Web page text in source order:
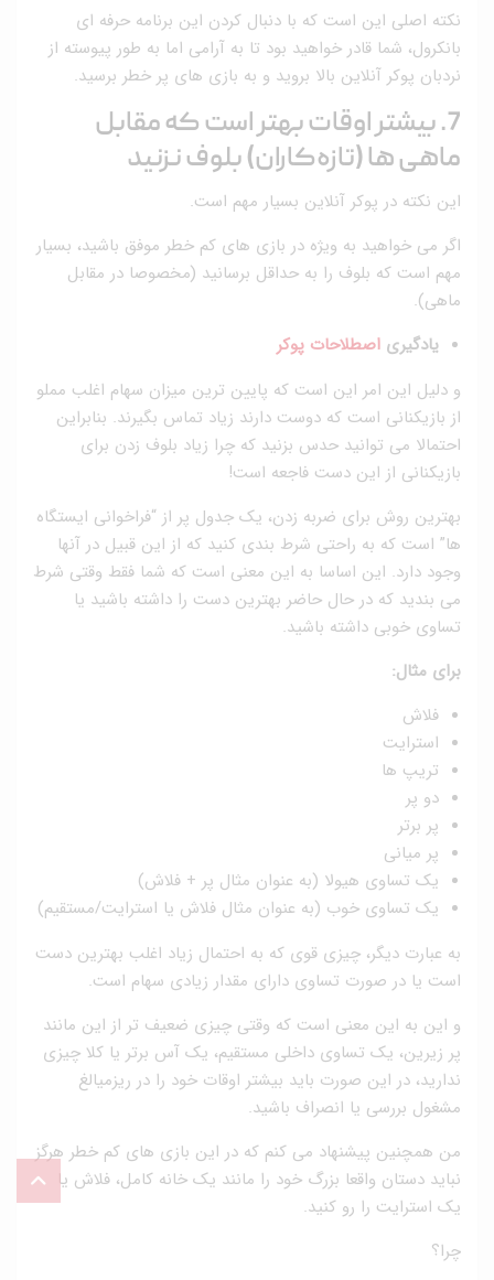
نکته اصلی این است که با دنبال کردن این برنامه حرفه ای
بانکرول، شما قادر خواهید بود تا به آرامی اما به طور پیوسته از
نردبان پوکر آنلاین بالا بروید و به بازی های پر خطر برسید.
7. بیشتر اوقات بهتر است که مقابل
ماهی ها (تازه‌کاران) بلوف نزنید
این نکته در پوکر آنلاین بسیار مهم است.
اگر می خواهید به ویژه در بازی های کم خطر موفق باشید، بسیار
مهم است که بلوف را به حداقل برسانید (مخصوصا در مقابل
ماهی).
یادگیری اصطلاحات پوکر
و دلیل این امر این است که پایین ترین میزان سهام اغلب مملو
از بازیکنانی است که دوست دارند زیاد تماس بگیرند. بنابراین
احتمالا می توانید حدس بزنید که چرا زیاد بلوف زدن برای
بازیکنانی از این دست فاجعه است!
بهترین روش برای ضربه زدن، یک جدول پر از “فراخوانی ایستگاه
ها” است که به راحتی شرط بندی کنید که از این قبیل در آنها
وجود دارد. این اساسا به این معنی است که شما فقط وقتی شرط
می بندید که در حال حاضر بهترین دست را داشته باشید یا
تساوی خوبی داشته باشید.
برای مثال:
فلاش
استرایت
تریپ ها
دو پر
پر برتر
پر میانی
یک تساوی هیولا (به عنوان مثال پر + فلاش)
یک تساوی خوب (به عنوان مثال فلاش یا استرایت/مستقیم)
به عبارت دیگر، چیزی قوی که به احتمال زیاد اغلب بهترین دست
است یا در صورت تساوی دارای مقدار زیادی سهام است.
و این به این معنی است که وقتی چیزی ضعیف تر از این مانند
پر زیرین، یک تساوی داخلی مستقیم، یک آس برتر یا کلا چیزی
ندارید، در این صورت باید بیشتر اوقات خود را در ریزمیالغ
مشغول بررسی یا انصراف باشید.
من همچنین پیشنهاد می کنم که در این بازی های کم خطر هرگز
نباید دستان واقعا بزرگ خود را مانند یک خانه کامل، فلاش یا
یک استرایت را رو کنید.
چرا؟